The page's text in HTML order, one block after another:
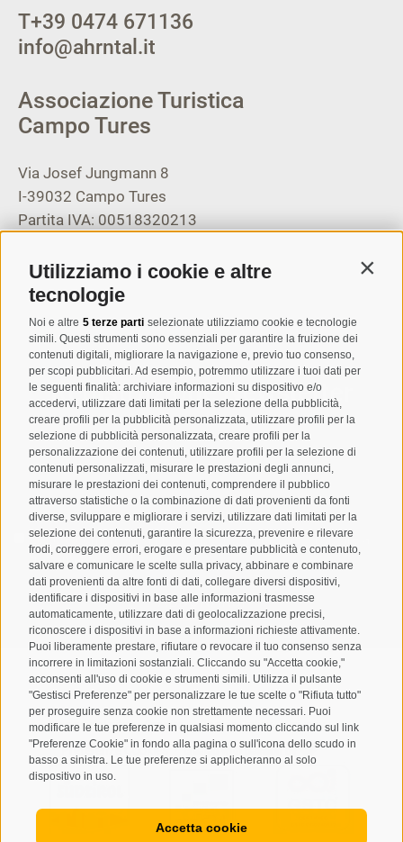
Utilizziamo i cookie e altre
tecnologie
Noi e altre 5 terze parti selezionate utilizziamo cookie e tecnologie
simili. Questi strumenti sono essenziali per garantire la fruizione dei
contenuti digitali, migliorare la navigazione e, previo tuo consenso,
per scopi pubblicitari. Ad esempio, potremmo utilizzare i tuoi dati per
le seguenti finalità: archiviare informazioni su dispositivo e/o
accedervi, utilizzare dati limitati per la selezione della pubblicità,
creare profili per la pubblicità personalizzata, utilizzare profili per la
selezione di pubblicità personalizzata, creare profili per la
personalizzazione dei contenuti, utilizzare profili per la selezione di
contenuti personalizzati, misurare le prestazioni degli annunci,
misurare le prestazioni dei contenuti, comprendere il pubblico
attraverso statistiche o la combinazione di dati provenienti da fonti
diverse, sviluppare e migliorare i servizi, utilizzare dati limitati per la
selezione dei contenuti, garantire la sicurezza, prevenire e rilevare
frodi, correggere errori, erogare e presentare pubblicità e contenuto,
salvare e comunicare le scelte sulla privacy, abbinare e combinare
dati provenienti da altre fonti di dati, collegare diversi dispositivi,
identificare i dispositivi in base alle informazioni trasmesse
automaticamente, utilizzare dati di geolocalizzazione precisi,
riconoscere i dispositivi in base a informazioni richieste attivamente.
Puoi liberamente prestare, rifiutare o revocare il tuo consenso senza
incorrere in limitazioni sostanziali. Cliccando su "Accetta cookie,"
acconsenti all'uso di cookie e strumenti simili. Utilizza il pulsante
"Gestisci Preferenze" per personalizzare le tue scelte o "Rifiuta tutto"
per proseguire senza cookie non strettamente necessari. Puoi
modificare le tue preferenze in qualsiasi momento cliccando sul link
"Preferenze Cookie" in fondo alla pagina o sull'icona dello scudo in
basso a sinistra. Le tue preferenze si applicheranno al solo
dispositivo in uso.
Accetta cookie
T+39 0474 671136
info@ahrntal.it
Associazione Turistica
Campo Tures
Via Josef Jungmann 8
I-39032 Campo Tures
Partita IVA: 00518320213
T+39 0474 678076
info@taufers.com
Registrazione Newsletter
Letto e compreso laprivacy policy, autorizzo il Titolare al
trattamento dei dati personali
ABBONARSI
Mappa del sito • Credits • Cookie Policy • Privacy •
Preferenze Cookies • created with passion by